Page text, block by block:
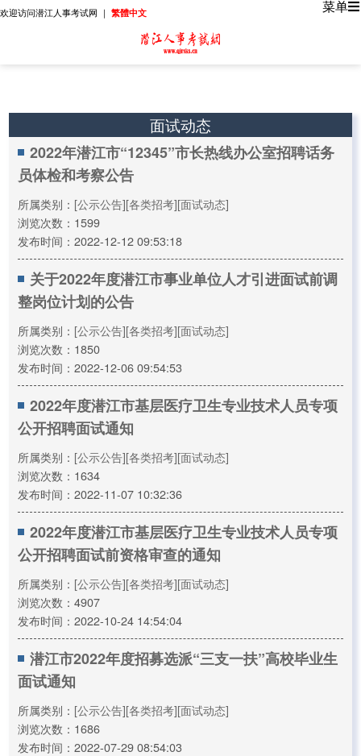
欢迎访问潜江人事考试网 ｜ 繁體中文 菜单
面试动态
2022年潜江市“12345”市长热线办公室招聘话务
员体检和考察公告
所属类别： [公示公告][各类招考][面试动态]
浏览次数：1599
发布时间：2022-12-12 09:53:18
关于2022年度潜江市事业单位人才引进面试前调
整岗位计划的公告
所属类别： [公示公告][各类招考][面试动态]
浏览次数：1850
发布时间：2022-12-06 09:54:53
2022年度潜江市基层医疗卫生专业技术人员专项
公开招聘面试通知
所属类别： [公示公告][各类招考][面试动态]
浏览次数：1634
发布时间：2022-11-07 10:32:36
2022年度潜江市基层医疗卫生专业技术人员专项
公开招聘面试前资格审查的通知
所属类别： [公示公告][各类招考][面试动态]
浏览次数：4907
发布时间：2022-10-24 14:54:04
潜江市2022年度招募选派“三支一扶”高校毕业生
面试通知
所属类别： [公示公告][各类招考][面试动态]
浏览次数：1686
发布时间：2022-07-29 08:54:03